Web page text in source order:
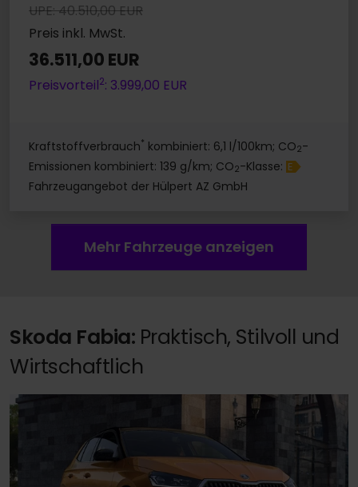
UPE: 40.510,00 EUR
Preis inkl. MwSt.
36.511,00 EUR
Preisvorteil2: 3.999,00 EUR
Kraftstoffverbrauch* kombiniert: 6,1 l/100km; CO2-
Emissionen kombiniert: 139 g/km; CO2-Klasse: E
Fahrzeugangebot der Hülpert AZ GmbH
Mehr Fahrzeuge anzeigen
Skoda Fabia: Praktisch, Stilvoll und
Wirtschaftlich